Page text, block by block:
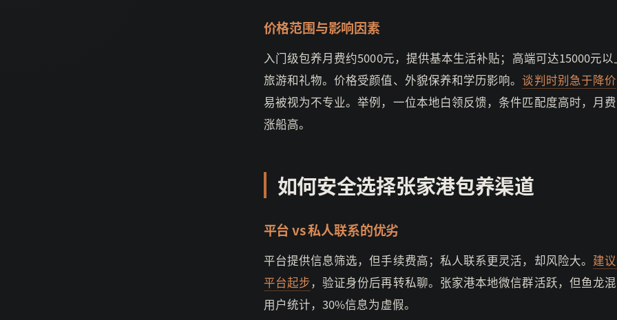
价格范围与影响因素
入门级包养月费约5000元，提供基本生活补贴；高端可达15000元
旅游和礼物。价格受颜值、外貌保养和学历影响。谈判时别急于降价
易被视为不专业。举例，一位本地白领反馈，条件匹配度高时，月
涨船高。
如何安全选择张家港包养渠道
平台 vs 私人联系的优劣
平台提供信息筛选，但手续费高；私人联系更灵活，却风险大。 建
平台起步，验证身份后再转私聊。张家港本地微信群活跃，但鱼龙
用户统计，30%信息为虚假。